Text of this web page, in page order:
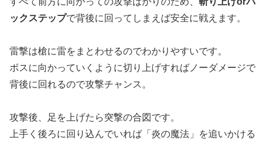
ックステップで背後に回ってしまえば安全に戦えます。
雷撃は槍に雷をまとわせるのでわかりやすいです。
ボスに向かっていくように切り上げすればノーダメージで
背後に回れるので攻撃チャンス。
攻撃後、足を上げたら突撃の合図です。
上手く後ろに回り込んでいれば「炎の魔法」を追いかける